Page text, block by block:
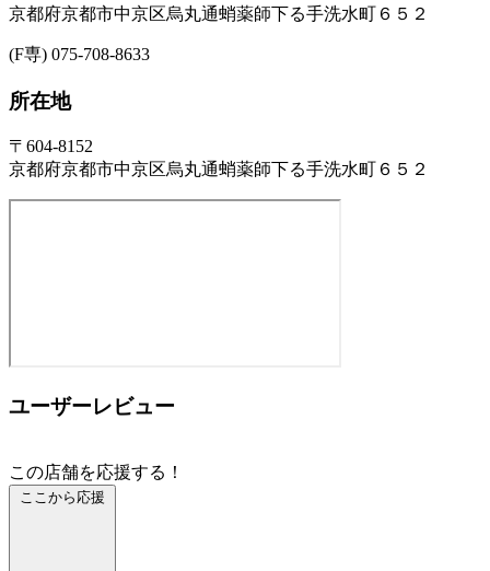
京都府京都市中京区烏丸通蛸薬師下る手洗水町６５２
(F専) 075-708-8633
所在地
〒604-8152
京都府京都市中京区烏丸通蛸薬師下る手洗水町６５２
ユーザーレビュー
この店舗を応援する！
ここから応援